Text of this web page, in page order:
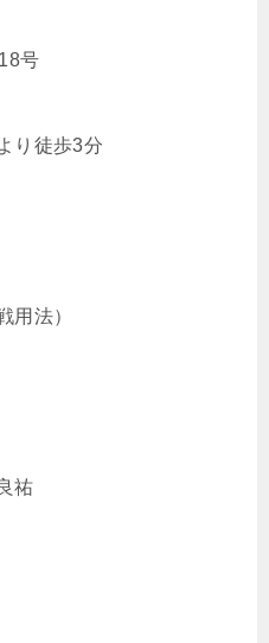
18号
り徒歩3分
用法）
祐